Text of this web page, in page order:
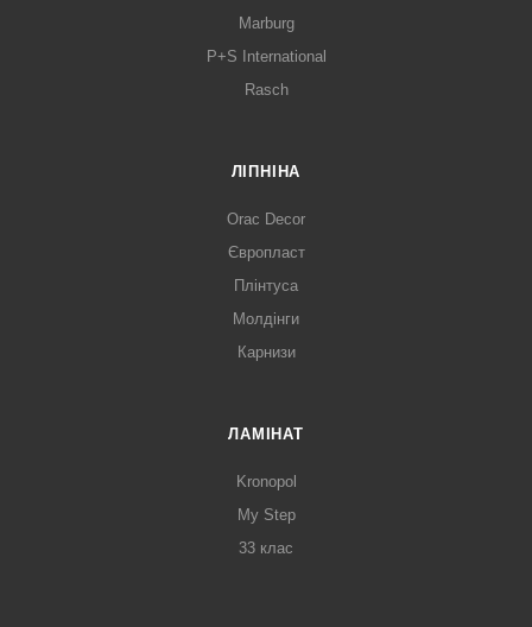
Marburg
P+S International
Rasch
ЛІПНІНА
Orac Decor
Європласт
Плінтуса
Молдінги
Карнизи
ЛАМІНАТ
Kronopol
My Step
33 клас